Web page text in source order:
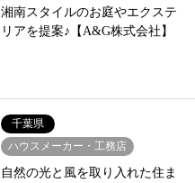
湘南スタイルのお庭やエクステ
リアを提案♪【A&G株式会社】
千葉県
ハウスメーカー・工務店
自然の光と風を取り入れた住ま